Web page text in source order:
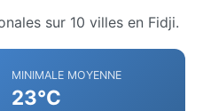
sur 10 villes en Fidji.
MINIMALE MOYENNE
23°C